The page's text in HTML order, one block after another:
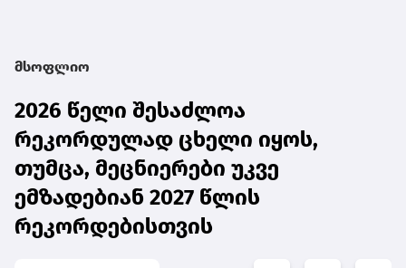
მსოფლიო
2026 წელი შესაძლოა
რეკორდულად ცხელი იყოს,
თუმცა, მეცნიერები უკვე
ემზადებიან 2027 წლის
რეკორდებისთვის